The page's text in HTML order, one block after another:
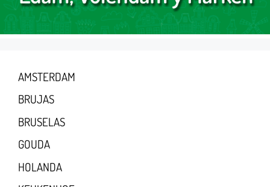
AMSTERDAM
BRUJAS
BRUSELAS
GOUDA
HOLANDA